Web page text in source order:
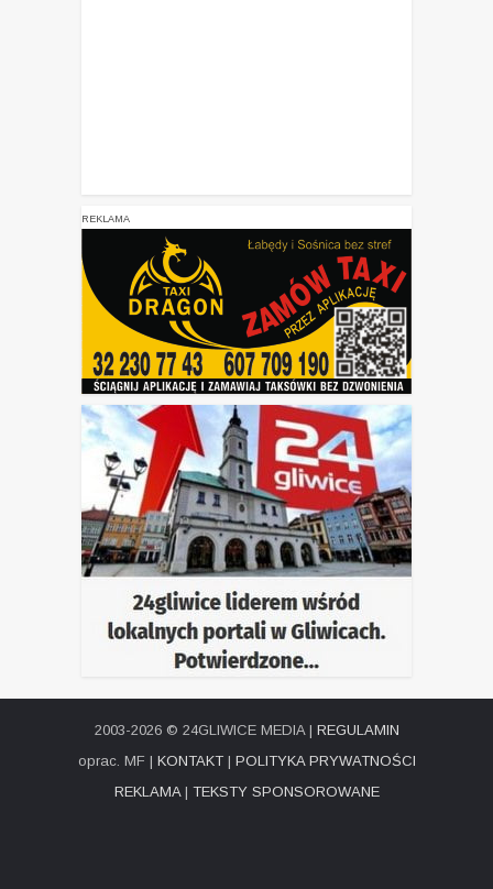
REKLAMA
2003-2026 © 24GLIWICE MEDIA | REGULAMIN
oprac. MF | KONTAKT| POLITYKA PRYWATNOŚCI
REKLAMA| TEKSTY SPONSOROWANE